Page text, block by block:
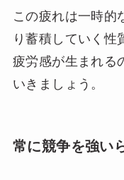
この疲れは一時的
り蓄積していく性
疲労感が生まれる
いきましょう。
常に競争を強い